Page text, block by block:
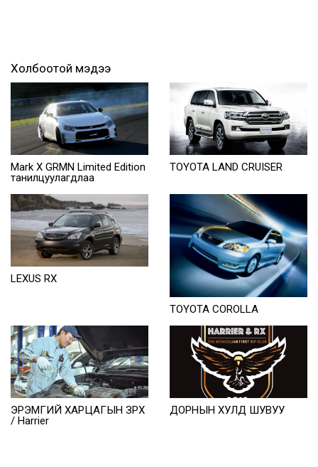
Холбоотой мэдээ
Mark X GRMN Limited Edition
танилцуулагдлаа
TOYOTA LAND CRUISER
LEXUS RX
TOYOTA COROLLA
ЭРЭМГИЙ ХАРЦАГЫН ЗҮРХ
/ Harrier
ДОРНЫН ХУЛД ШУВУУ